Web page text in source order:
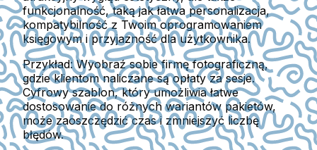
funkcjonalność, taką jak łatwa personalizacja,
kompatybilność z Twoim oprogramowaniem
księgowym i przyjazność dla użytkownika.
Przykład:Wyobraź sobie firmę fotograficzną,
gdzie klientom naliczane są opłaty za sesje.
Cyfrowy szablon, który umożliwia łatwe
dostosowanie do różnych wariantów pakietów,
może zaoszczędzić czas i zmniejszyć liczbę
błędów.